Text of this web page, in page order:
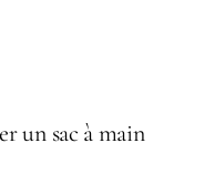
un sac à main